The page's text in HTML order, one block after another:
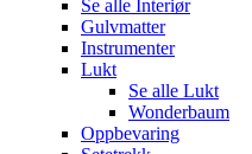
Se alle Interiør
Gulvmatter
Instrumenter
Lukt
Se alle Lukt
Wonderbaum
Oppbevaring